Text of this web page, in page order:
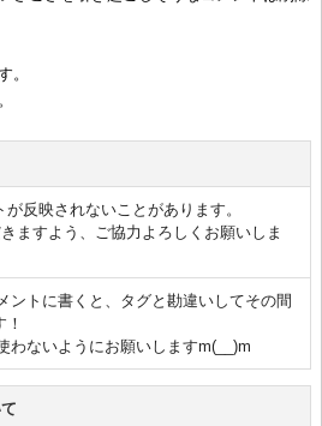
。
反映されないことがあります。
ますよう、ご協力よろしくお願いしま
トに書くと、タグと勘違いしてその間
ないようにお願いしますm(__)m